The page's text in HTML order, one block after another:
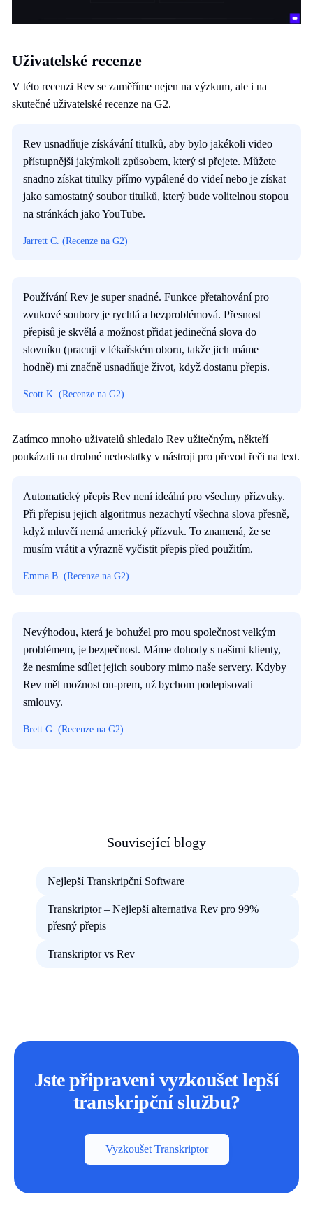
Uživatelské recenze
V této recenzi Rev se zaměříme nejen na výzkum, ale i na
skutečné uživatelské recenze na G2.
Rev usnadňuje získávání titulků, aby bylo jakékoli video
přístupnější jakýmkoli způsobem, který si přejete. Můžete
snadno získat titulky přímo vypálené do videí nebo je získat
jako samostatný soubor titulků, který bude volitelnou stopou
na stránkách jako YouTube.
Jarrett C. (Recenze na G2)
Používání Rev je super snadné. Funkce přetahování pro
zvukové soubory je rychlá a bezproblémová. Přesnost
přepisů je skvělá a možnost přidat jedinečná slova do
slovníku (pracuji v lékařském oboru, takže jich máme
hodně) mi značně usnadňuje život, když dostanu přepis.
Scott K. (Recenze na G2)
Zatímco mnoho uživatelů shledalo Rev užitečným, někteří
poukázali na drobné nedostatky v nástroji pro převod řeči na text.
Automatický přepis Rev není ideální pro všechny přízvuky.
Při přepisu jejich algoritmus nezachytí všechna slova přesně,
když mluvčí nemá americký přízvuk. To znamená, že se
musím vrátit a výrazně vyčistit přepis před použitím.
Emma B. (Recenze na G2)
Nevýhodou, která je bohužel pro mou společnost velkým
problémem, je bezpečnost. Máme dohody s našimi klienty,
že nesmíme sdílet jejich soubory mimo naše servery. Kdyby
Rev měl možnost on-prem, už bychom podepisovali
smlouvy.
Brett G. (Recenze na G2)
Související blogy
Nejlepší Transkripční Software
Transkriptor – Nejlepší alternativa Rev pro 99%
přesný přepis
Transkriptor vs Rev
Jste připraveni vyzkoušet lepší
transkripční službu?
Vyzkoušet Transkriptor